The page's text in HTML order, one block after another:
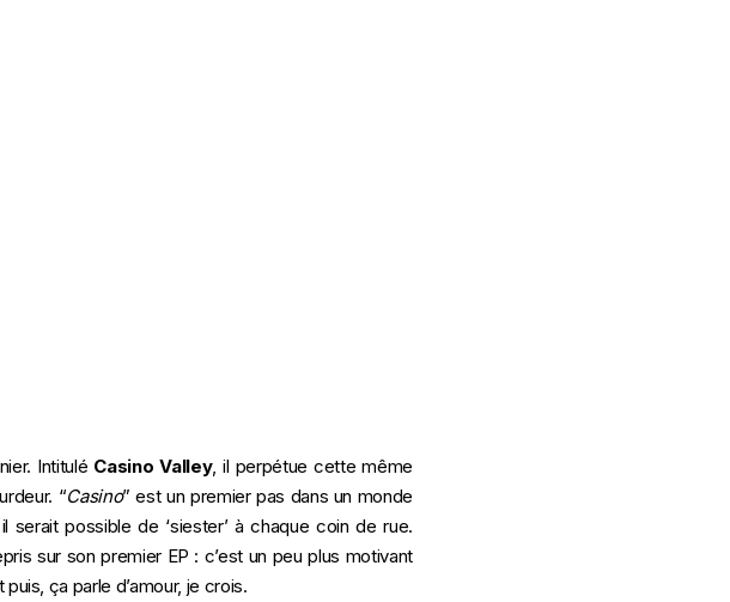
Intitulé Casino Valley, il perpétue cette même
“Casino” est un premier pas dans un monde
possible de ‘siester’ à chaque coin de rue.
sur son premier EP : c’est un peu plus motivant
ça parle d’amour, je crois.